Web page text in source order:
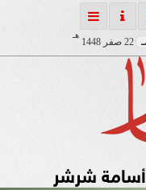
22 صفر 1448
هـ
أسامة شرشر